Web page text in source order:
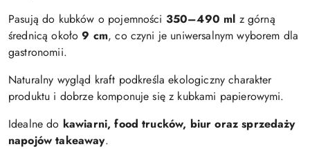
Pasują do kubków o pojemności 350–490 ml z górną
średnicą około9 cm, co czyni je uniwersalnym wyborem dla
gastronomii.
Naturalny wygląd kraft podkreśla ekologiczny charakter
produktu i dobrze komponuje się z kubkami papierowymi.
Idealne do kawiarni, food trucków, biur oraz sprzedaży
napojów takeaway.